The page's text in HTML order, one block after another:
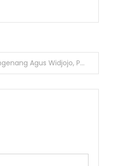
Prof. Didik J. Rachbini Mengenang Agus Widjojo, Perwira Intelektual dan Pendorong Demokratisasi TNI